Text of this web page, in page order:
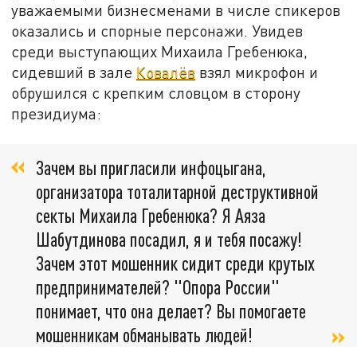
уважаемыми бизнесменами в числе спикеров
оказались и спорные персонажи. Увидев
среди выступающих Михаила Гребенюка,
сидевший в зале Ковалёв взял микрофон и
обрушился с крепким словцом в сторону
президиума:
Зачем вы пригласили инфоцыгана,
организатора тоталитарной деструктивной
секты Михаила Гребенюка? Я Аяза
Шабутдинова посадил, я и тебя посажу!
Зачем этот мошенник сидит среди крутых
предпринимателей? "Опора России"
понимает, что она делает? Вы помогаете
мошенникам обманывать людей!